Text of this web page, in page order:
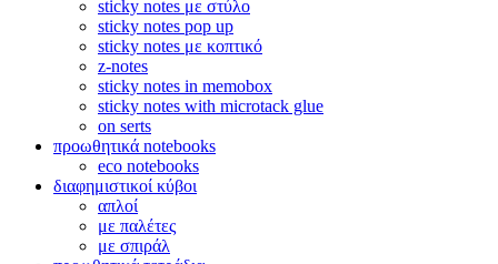
sticky notes με στύλο
sticky notes pop up
sticky notes με κοπτικό
z-notes
sticky notes in memobox
sticky notes with microtack glue
on serts
προωθητικά notebooks
eco notebooks
διαφημιστικοί κύβοι
απλοί
με παλέτες
με σπιράλ